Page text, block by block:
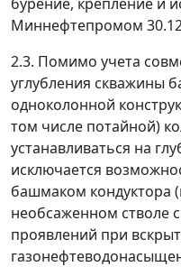
Миннефтепромом
2.3. Помимо учета
углубления скважины
одноколонной
том числе потайной)
устанавливаться на
исключается
башмаком кондуктора
необсаженном стволе
проявлений при